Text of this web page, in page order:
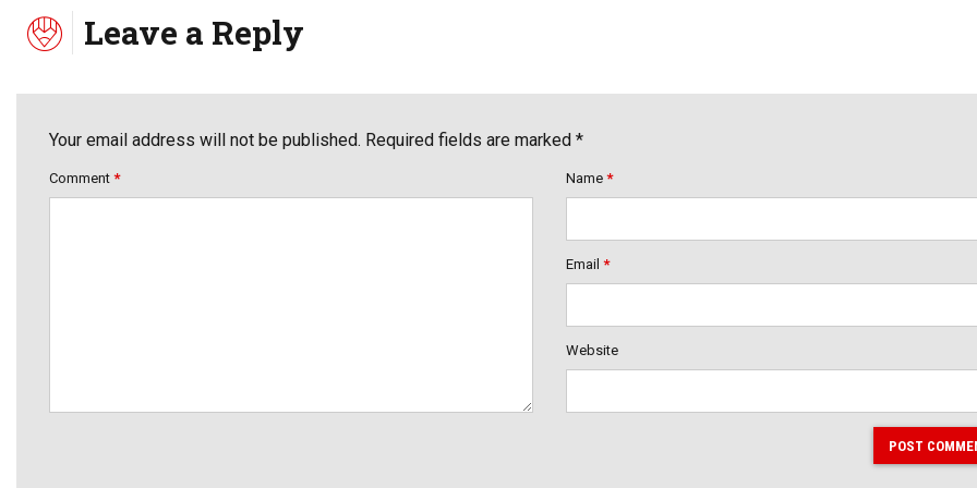
Leave a Reply
Your email address will not be published. Required fields are marked *
Comment * Name *
Email *
Website
POST